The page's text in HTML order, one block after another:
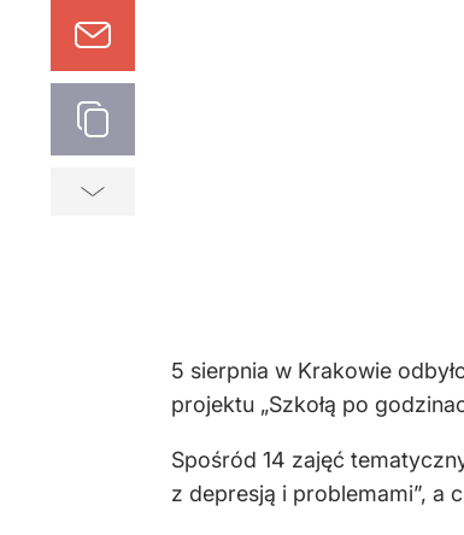
5 sierpnia w Krakowie
projektu „Szkołą po
Spośród 14 zajęć
z depresją i problemami”, a